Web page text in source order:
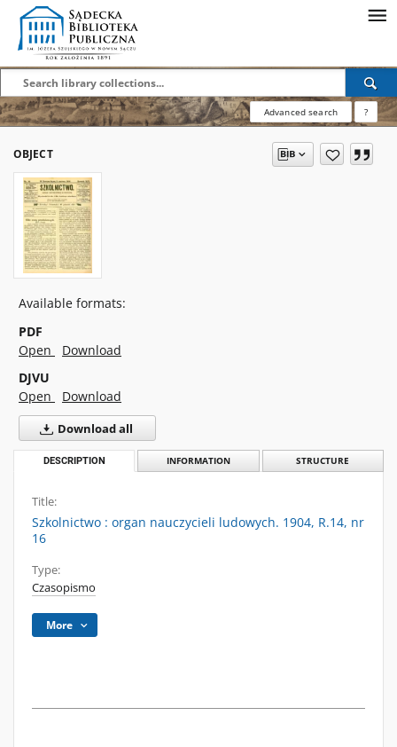
Advanced search ?
OBJECT
Available formats:
PDF
Open
Download
DJVU
Open
Download
Download all
DESCRIPTION INFORMATION STRUCTURE
Title:
Szkolnictwo : organ nauczycieli ludowych. 1904, R.14, nr
16
Type:
Czasopismo
More